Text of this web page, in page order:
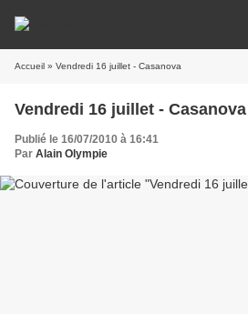
Accueil » Vendredi 16 juillet - Casanova
Vendredi 16 juillet - Casanova
Publié le 16/07/2010 à 16:41
Par Alain Olympie